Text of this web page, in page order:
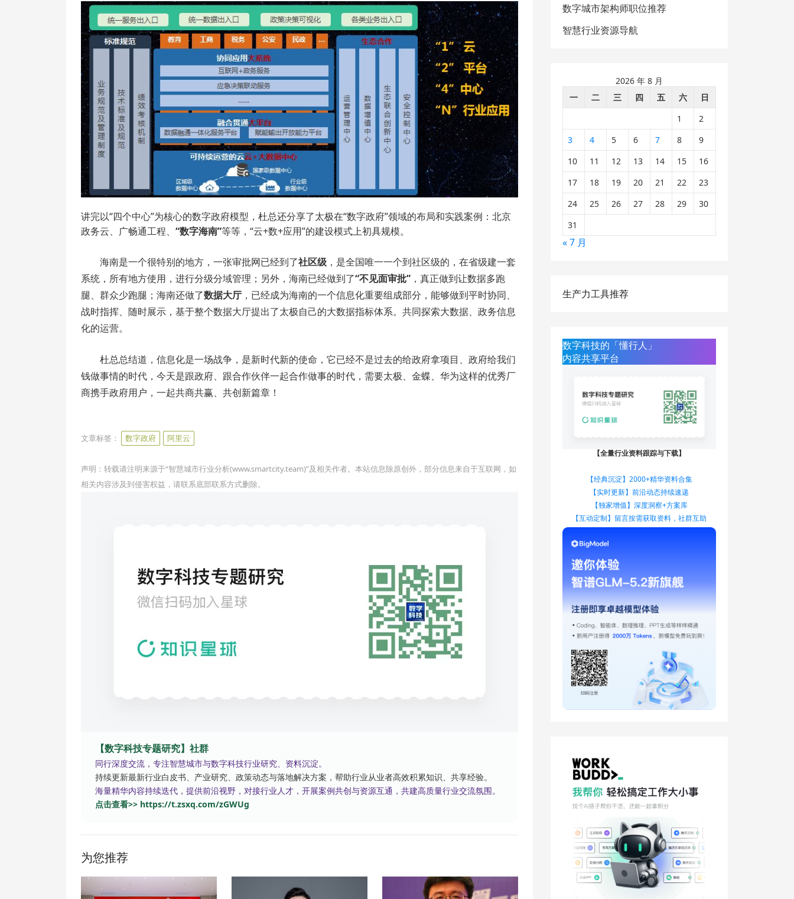
讲完以“四个中心”为核心的数字政府模型，杜总还分享了太极在“数字政府”领域的布局和实践案例：北京
政务云、广畅通工程、 “数字海南”等等，“云+数+应用”的建设模式上初具规模。
海南是一个很特别的地方，一张审批网已经到了社区级 ，是全国唯一一个到社区级的，在省级建一套
系统，所有地方使用，进行分级分域管理；另外，海南已经做到了“不见面审批” ，真正做到让数据多跑
腿、群众少跑腿；海南还做了数据大厅 ，已经成为海南的一个信息化重要组成部分，能够做到平时协同、
战时指挥、随时展示，基于整个数据大厅提出了太极自己的大数据指标体系。共同探索大数据、政务信息
化的运营。
杜总总结道，信息化是一场战争，是新时代新的使命，它已经不是过去的给政府拿项目、政府给我们
钱做事情的时代，今天是跟政府、跟合作伙伴一起合作做事的时代，需要太极、金蝶、华为这样的优秀厂
商携手政府用户，一起共商共赢、共创新篇章！
文章标签： 数字政府 阿里云
声明：转载请注明来源于“智慧城市行业分析(www.smartcity.team)”及相关作者。本站信息除原创外，部分信息来自于互联网，如
相关内容涉及到侵害权益，请联系底部联系方式删除。
【数字科技专题研究】社群
同行深度交流，专注智慧城市与数字科技行业研究、资料沉淀。
持续更新最新行业白皮书、产业研究、政策动态与落地解决方案，帮助行业从业者高效积累知识、共享经验。
海量精华内容持续迭代，提供前沿视野，对接行业人才，开展案例共创与资源互通，共建高质量行业交流氛围。
点击查看>> https://t.zsxq.com/zGWUg
为您推荐
数字城市架构师职位推荐
智慧行业资源导航
2026 年 8 月
一
二 三 四 五 六
日
1
2
3
4 5 6 7 8
9
10
11 12 13 14 15
16
17
18 19 20 21 22
23
24
25 26 27 28 29
30
31
« 7 月
生产力工具推荐
数字科技的「懂行人」
内容共享平台
【全量行业资料跟踪与下载】
【经典沉淀】2000+精华资料合集
【实时更新】前沿动态持续速递
【独家增值】深度洞察+方案库
【互动定制】留言按需获取资料，社群互助